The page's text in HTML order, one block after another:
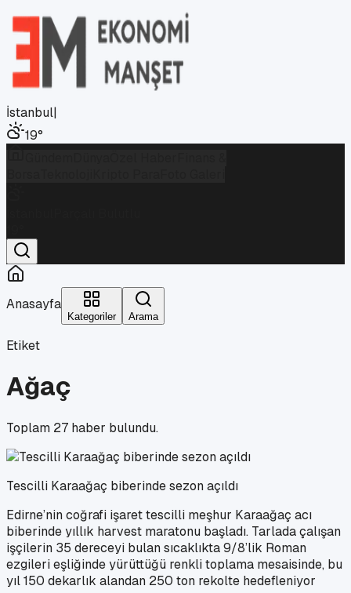
İstanbul|
19°
Anasayfa
Kategoriler Arama
Etiket
Ağaç
Toplam 27 haber bulundu.
Tescilli Karaağaç biberinde sezon açıldı
Edirne’nin coğrafi işaret tescilli meşhur Karaağaç acı
biberinde yıllık harvest maratonu başladı. Tarlada çalışan
işçilerin 35 dereceyi bulan sıcaklıkta 9/8’lik Roman
ezgileri eşliğinde yürüttüğü renkli toplama mesaisinde, bu
yıl 150 dekarlık alandan 250 ton rekolte hedefleniyor